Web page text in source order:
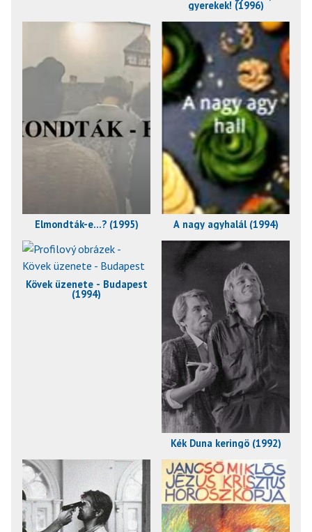
gyerekek! (1996)
Elmondták-e...? (1995) A nagy agyhalál (1994)
Kövek üzenete - Budapest
(1994)
Kék Duna keringö (1992)